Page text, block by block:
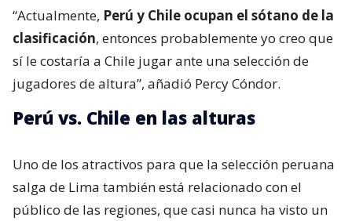
“Actualmente, Perú y Chile ocupan el sótano de la
clasificación, entonces probablemente yo creo que
sí le costaría a Chile jugar ante una selección de
jugadores de altura”, añadió Percy Cóndor.
Perú vs. Chile en las alturas
Uno de los atractivos para que la selección peruana
salga de Lima también está relacionado con el
público de las regiones, que casi nunca ha visto un